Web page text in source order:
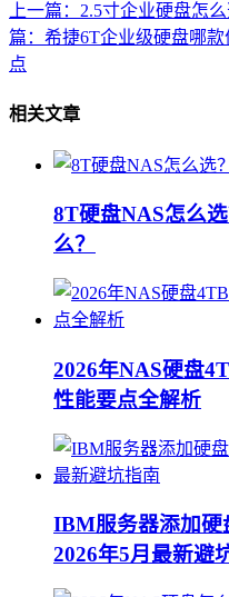
上一篇：2.5寸企业硬盘怎
篇：希捷6T企业级硬盘哪
点
相关文章
8T硬盘NAS怎么
么？
2026年NAS硬盘
性能要点全解析
IBM服务器添加硬
2026年5月最新避